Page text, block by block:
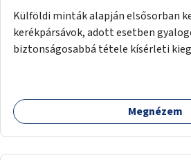
Külföldi minták alapján elsősorban
kerékpársávok, adott esetben
biztonságosabbá tétele kísérleti
Megnézem